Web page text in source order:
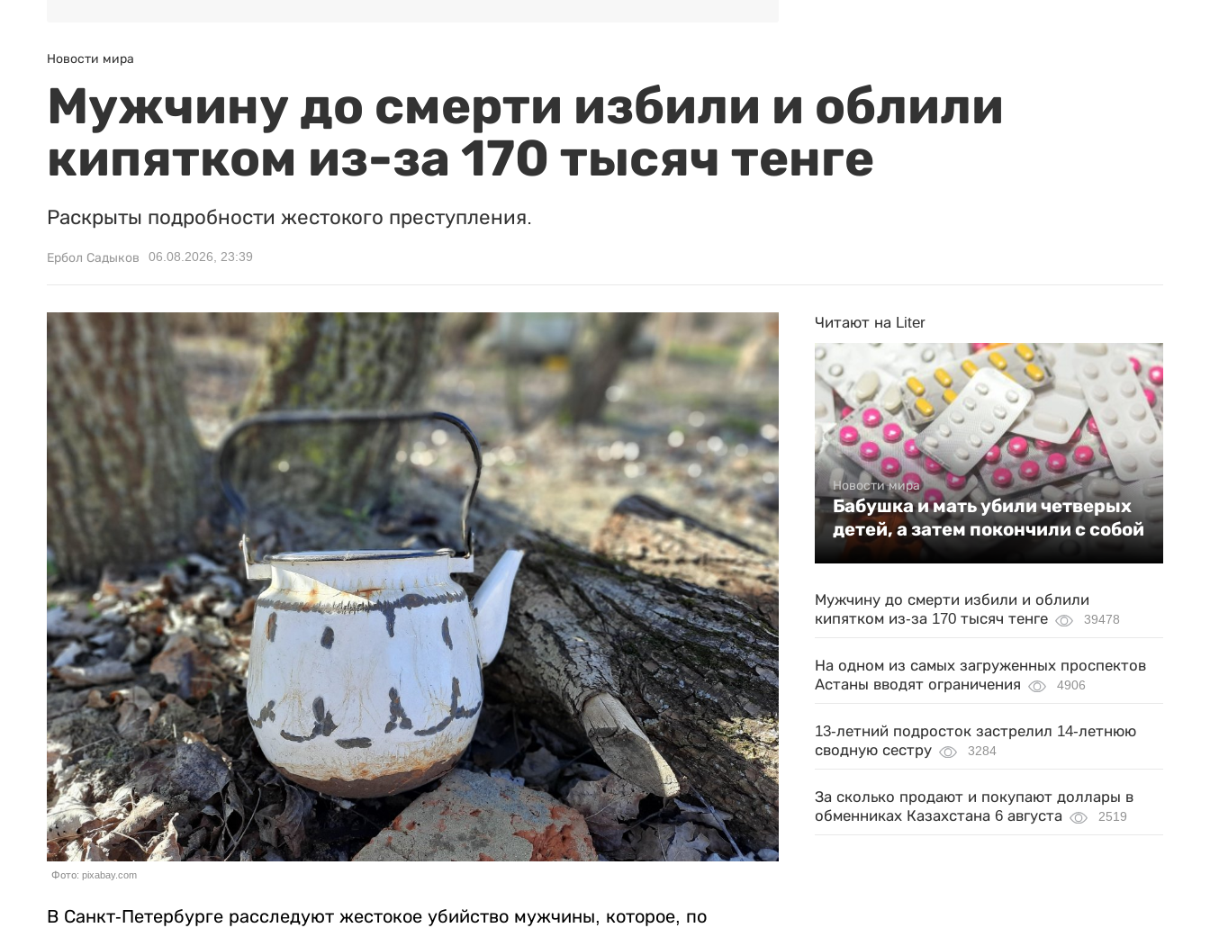
Новости мира
Мужчину до смерти избили и облили
кипятком из-за 170 тысяч тенге
Раскрыты подробности жестокого преступления.
Ербол Садыков 06.08.2026, 23:39
Фото: pixabay.com
В Санкт-Петербурге расследуют жестокое убийство мужчины, которое, по
Читают на Liter
Новости мира
Бабушка и мать убили четверых
детей, а затем покончили с собой
Мужчину до смерти избили и облили
кипятком из-за 170 тысяч тенге
39478
На одном из самых загруженных проспектов
Астаны вводят ограничения
4906
13-летний подросток застрелил 14-летнюю
сводную сестру
3284
За сколько продают и покупают доллары в
обменниках Казахстана 6 августа
2519